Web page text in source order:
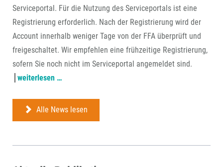
Serviceportal. Für die Nutzung des Serviceportals ist eine
Registrierung erforderlich. Nach der Registrierung wird der
Account innerhalb weniger Tage von der FFA überprüft und
freigeschaltet. Wir empfehlen eine frühzeitige Registrierung,
sofern Sie noch nicht im Serviceportal angemeldet sind.
weiterlesen …antragstellung
22.
juli
ffa-
Alle News lesen